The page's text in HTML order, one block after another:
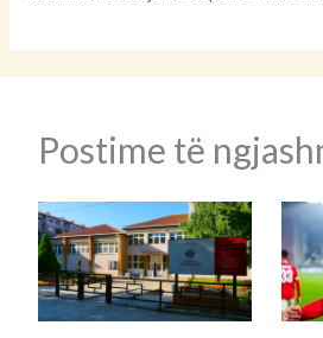
Postime të